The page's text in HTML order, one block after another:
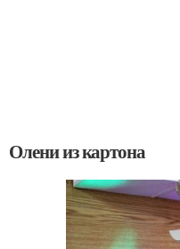
Олени из картона